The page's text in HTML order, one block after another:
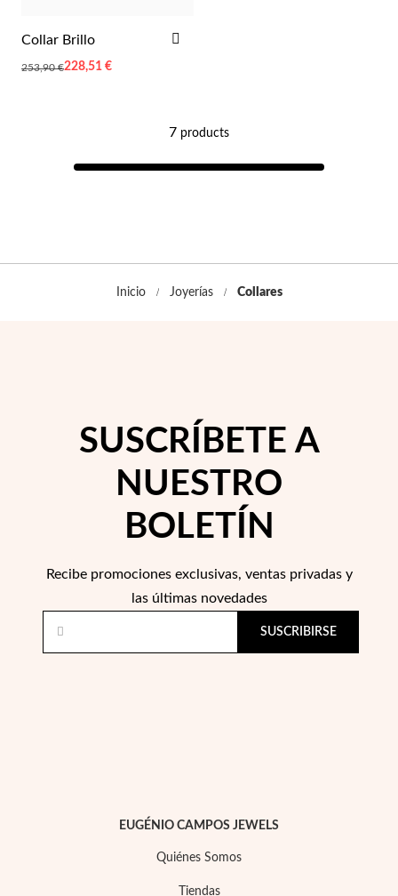
Collar Brillo
Special
228,51 €
253,90 €
DESEOS
7 products
Inicio Joyerías Collares
SUSCRÍBETE A
NUESTRO
BOLETÍN
Recibe promociones exclusivas, ventas privadas y
las últimas novedades
SUSCRIBIRSE
EUGÉNIO CAMPOS JEWELS
Quiénes Somos
Tiendas